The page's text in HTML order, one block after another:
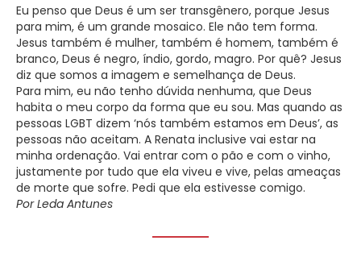
Eu penso que Deus é um ser transgênero, porque Jesus
para mim, é um grande mosaico. Ele não tem forma.
Jesus também é mulher, também é homem, também é
branco, Deus é negro, índio, gordo, magro. Por quê? Jesus
diz que somos a imagem e semelhança de Deus.
Para mim, eu não tenho dúvida nenhuma, que Deus
habita o meu corpo da forma que eu sou. Mas quando as
pessoas LGBT dizem ‘nós também estamos em Deus’, as
pessoas não aceitam. A Renata inclusive vai estar na
minha ordenação. Vai entrar com o pão e com o vinho,
justamente por tudo que ela viveu e vive, pelas ameaças
de morte que sofre. Pedi que ela estivesse comigo.
Por Leda Antunes